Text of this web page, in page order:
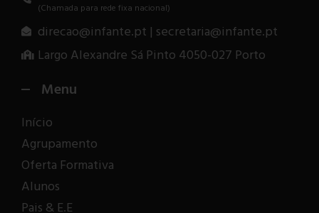
(Chamada para rede fixa nacional)
direcao@infante.pt | secretaria@infante.pt
Largo Alexandre Sá Pinto 4050-027 Porto
Menu
Início
Agrupamento
Oferta Formativa
Alunos
Pais & E.E